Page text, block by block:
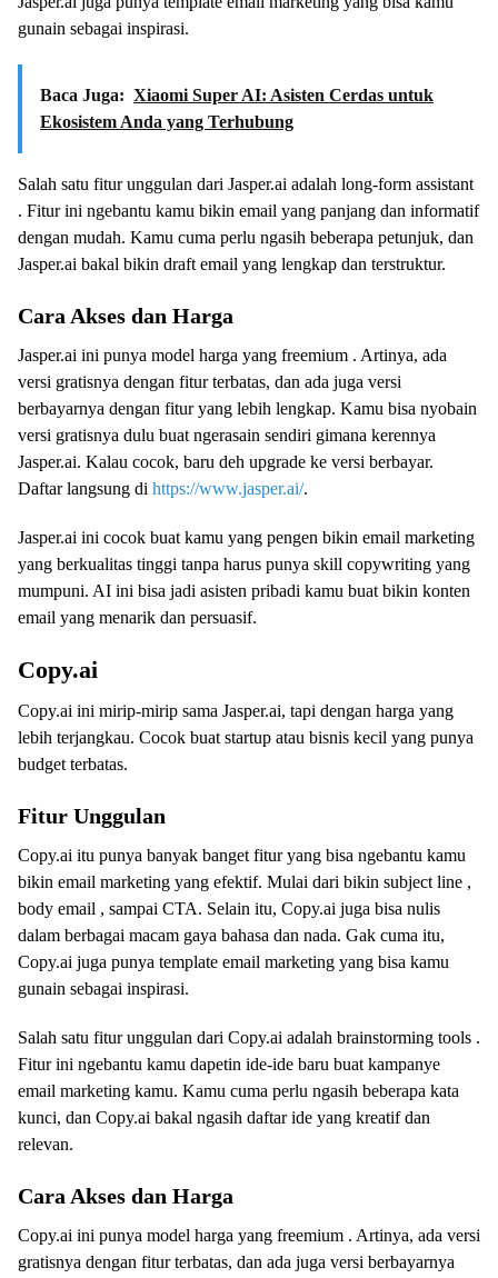
gunain sebagai inspirasi.
Baca Juga: Xiaomi Super AI: Asisten Cerdas untuk
Ekosistem Anda yang Terhubung
Salah satu fitur unggulan dari Jasper.ai adalah long-form assistant
. Fitur ini ngebantu kamu bikin email yang panjang dan informatif
dengan mudah. Kamu cuma perlu ngasih beberapa petunjuk, dan
Jasper.ai bakal bikin draft email yang lengkap dan terstruktur.
Cara Akses dan Harga
Jasper.ai ini punya model harga yang freemium . Artinya, ada
versi gratisnya dengan fitur terbatas, dan ada juga versi
berbayarnya dengan fitur yang lebih lengkap. Kamu bisa nyobain
versi gratisnya dulu buat ngerasain sendiri gimana kerennya
Jasper.ai. Kalau cocok, baru deh upgrade ke versi berbayar.
Daftar langsung di https://www.jasper.ai/.
Jasper.ai ini cocok buat kamu yang pengen bikin email marketing
yang berkualitas tinggi tanpa harus punya skill copywriting yang
mumpuni. AI ini bisa jadi asisten pribadi kamu buat bikin konten
email yang menarik dan persuasif.
Copy.ai
Copy.ai ini mirip-mirip sama Jasper.ai, tapi dengan harga yang
lebih terjangkau. Cocok buat startup atau bisnis kecil yang punya
budget terbatas.
Fitur Unggulan
Copy.ai itu punya banyak banget fitur yang bisa ngebantu kamu
bikin email marketing yang efektif. Mulai dari bikin subject line ,
body email , sampai CTA. Selain itu, Copy.ai juga bisa nulis
dalam berbagai macam gaya bahasa dan nada. Gak cuma itu,
Copy.ai juga punya template email marketing yang bisa kamu
gunain sebagai inspirasi.
Salah satu fitur unggulan dari Copy.ai adalah brainstorming tools .
Fitur ini ngebantu kamu dapetin ide-ide baru buat kampanye
email marketing kamu. Kamu cuma perlu ngasih beberapa kata
kunci, dan Copy.ai bakal ngasih daftar ide yang kreatif dan
relevan.
Cara Akses dan Harga
Copy.ai ini punya model harga yang freemium . Artinya, ada versi
gratisnya dengan fitur terbatas, dan ada juga versi berbayarnya